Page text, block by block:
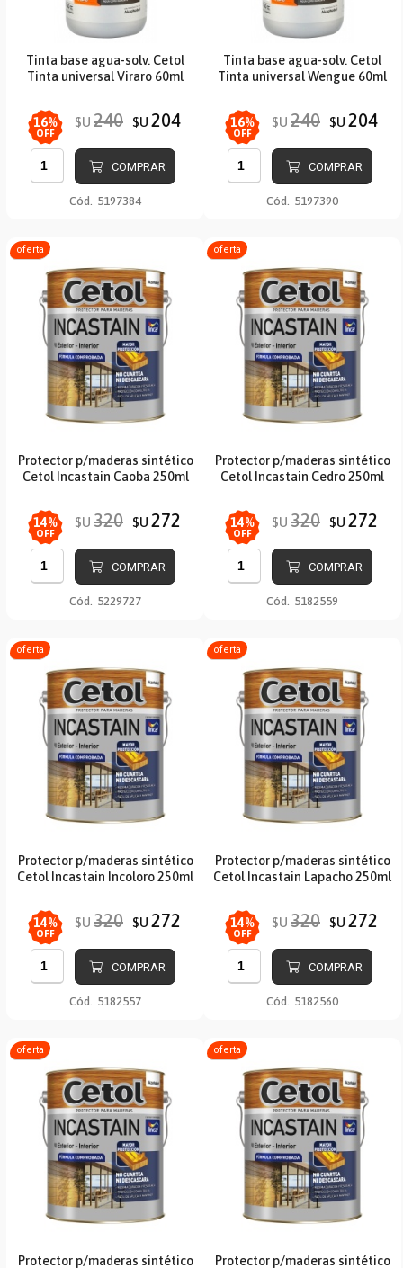
Tinta base agua-solv. Cetol
Tinta universal Viraro 60ml
16%
OFF
$U 240 $U 204
COMPRAR
Cód. 5197384
Tinta base agua-solv. Cetol
Tinta universal Wengue 60ml
16%
OFF
$U 240 $U 204
COMPRAR
Cód. 5197390
oferta
Protector p/maderas sintético
Cetol Incastain Caoba 250ml
14%
OFF
$U 320 $U 272
COMPRAR
Cód. 5229727
oferta
Protector p/maderas sintético
Cetol Incastain Cedro 250ml
14%
OFF
$U 320 $U 272
COMPRAR
Cód. 5182559
oferta
Protector p/maderas sintético
Cetol Incastain Incoloro 250ml
14%
OFF
$U 320 $U 272
COMPRAR
Cód. 5182557
oferta
Protector p/maderas sintético
Cetol Incastain Lapacho 250ml
14%
OFF
$U 320 $U 272
COMPRAR
Cód. 5182560
oferta
Protector p/maderas sintético
oferta
Protector p/maderas sintético